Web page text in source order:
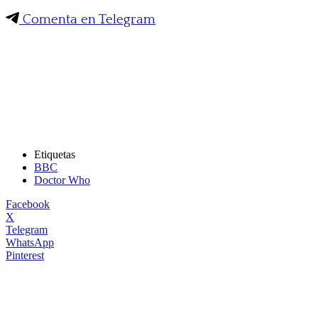
Comenta en Telegram
Etiquetas
BBC
Doctor Who
Facebook
X
Telegram
WhatsApp
Pinterest